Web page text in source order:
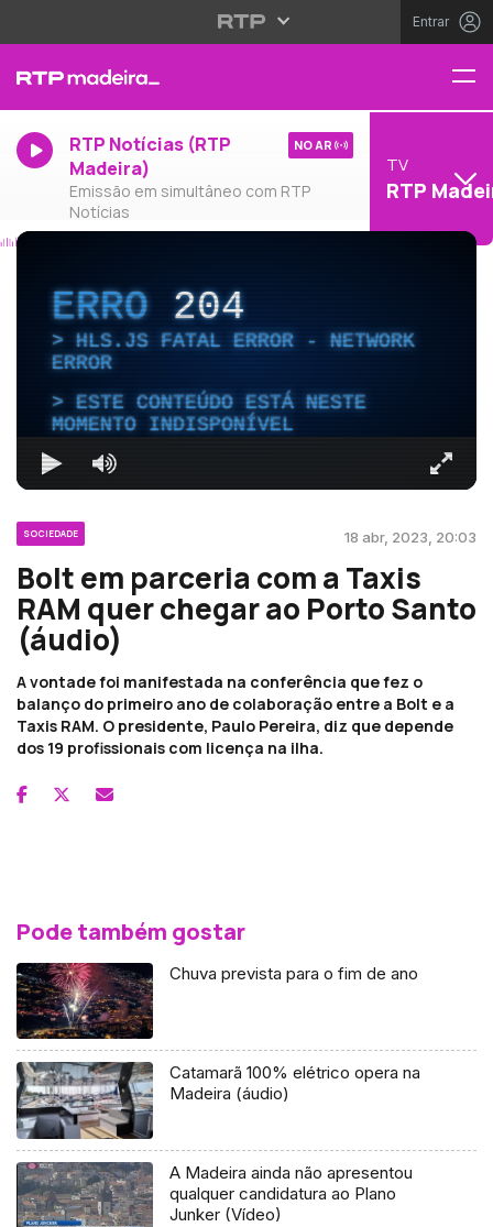
Entrar
RTP Notícias (RTP
Madeira)
Emissão em simultâneo com RTP
Notícias
NO AR
TV
RTP
ERRO204
HLS.JS FATAL ERROR - NETWORK
ERROR
ESTE CONTEÚDO ESTÁ NESTE
MOMENTO INDISPONÍVEL
SOCIEDADE 18 abr, 2023, 20:03
Bolt em parceria com a Taxis
RAM quer chegar ao Porto Santo
(áudio)
A vontade foi manifestada na conferência que fez o
balanço do primeiro ano de colaboração entre a Bolt e a
Taxis RAM. O presidente, Paulo Pereira, diz que depende
dos 19 profissionais com licença na ilha.
Pode também gostar
Chuva prevista para o fim de ano
Catamarã 100% elétrico opera na
Madeira (áudio)
A Madeira ainda não apresentou
qualquer candidatura ao Plano
Junker (Vídeo)